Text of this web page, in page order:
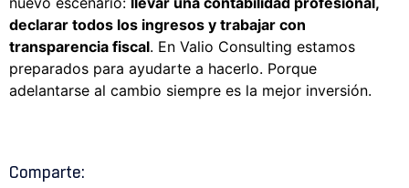
declarar todos los ingresos y trabajar con
transparencia fiscal. En Valio Consulting estamos
preparados para ayudarte a hacerlo. Porque
adelantarse al cambio siempre es la mejor inversión.
Comparte: